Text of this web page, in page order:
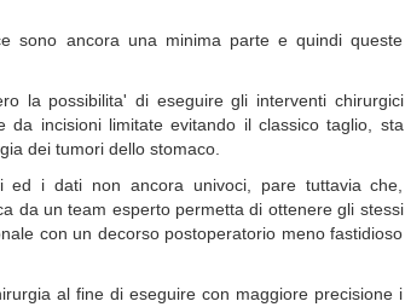
sono ancora una minima parte e quindi queste
la possibilita' di eseguire gli interventi chirurgici
da incisioni limitate evitando il classico taglio, sta
dei tumori dello stomaco.
ed i dati non ancora univoci, pare tuttavia che,
da un team esperto permetta di ottenere gli stessi
con un decorso postoperatorio meno fastidioso
al fine di eseguire con maggiore precisione i